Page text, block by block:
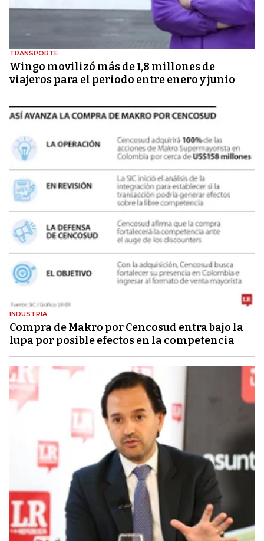
TRANSPORTE
Wingo movilizó más de 1,8 millones de
viajeros para el periodo entre enero y junio
INDUSTRIA
Compra de Makro por Cencosud entra bajo la
lupa por posible efectos en la competencia